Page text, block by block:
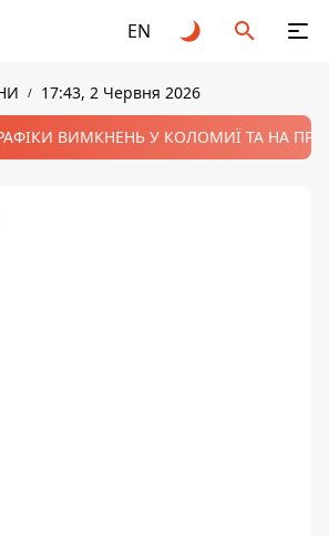
EN
17:43, 2 Червня 2026
ВИМКНЕНЬ У КОЛОМИЇ ТА НА